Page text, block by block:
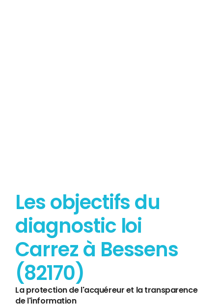
Les objectifs du
diagnostic loi
Carrez à Bessens
(82170)
La protection de l'acquéreur et la transparence
de l'information